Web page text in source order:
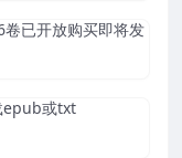
已开放购买即将发
epub或txt